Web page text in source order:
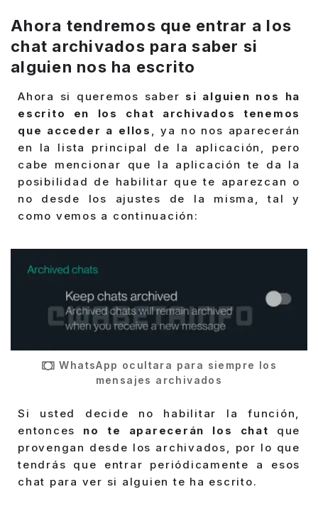
Ahora tendremos que entrar a los
chat archivados para saber si
alguien nos ha escrito
Ahora si queremos saber si alguien nos ha
escrito en los chat archivados tenemos
que acceder a ellos , ya no nos aparecerán
en la lista principal de la aplicación, pero
cabe mencionar que la aplicación te da la
posibilidad de habilitar que te aparezcan o
no desde los ajustes de la misma, tal y
como vemos a continuación:
WhatsApp ocultara para siempre los
mensajes archivados
Si usted decide no habilitar la función,
entonces
no te aparecerán los chat que
provengan desde los archivados, por lo que
tendrás que entrar periódicamente a esos
chat para ver si alguien te ha escrito.